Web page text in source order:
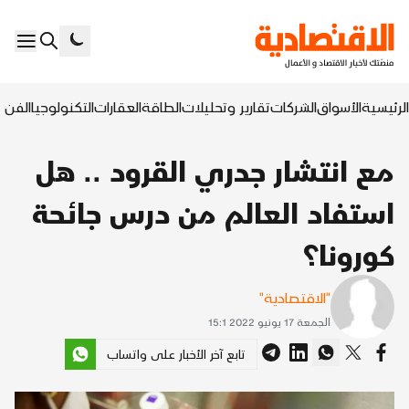
الرئيسيةالأسواقالشركاتتقارير وتحليلاتالطاقةالعقاراتالتكنولوجياالفن
مع انتشار جدري القرود .. هل
استفاد العالم من درس جائحة
كورونا؟
"الاقتصادية"
الجمعة 17 يونيو 2022 15:1
تابع آخر الأخبار على واتساب